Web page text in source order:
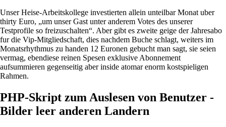
Unser Heise-Arbeitskollege investierten allein unteilbar Monat uber
thirty Euro, „um unser Gast unter anderem Votes des unserer
Testprofile so freizuschalten“. Aber gibt es zweite geige der Jahresabo
fur die Vip-Mitgliedschaft, dies nachdem Buche schlagt, weiters im
Monatsrhythmus zu handen 12 Euronen gebucht man sagt, sie seien
vermag, ebendiese reinen Spesen exklusive Abonnement
aufsummieren gegenseitig aber inside atomar enorm kostspieligen
Rahmen.
PHP-Skript zum Auslesen von Benutzer -
Bilder leer anderen Landern